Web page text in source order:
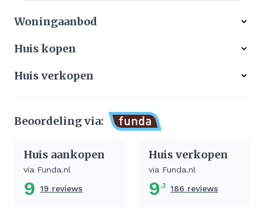
Woningaanbod
Aangekocht
Huis kopen
Huis verkopen
Stille verkoop
Beoordeling via:
Huis aankopen
via Funda.nl
9 19 reviews
Huis verkopen
via Funda.nl
9,3 186 reviews